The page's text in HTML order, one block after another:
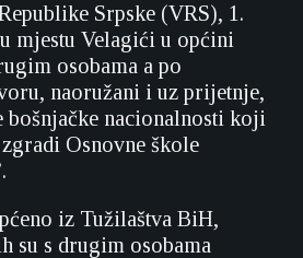
Srpske (VRS), 1.
mjestu Velagići u općini
osobama a po
naoružani i uz prijetnje,
nacionalnosti koji
Osnovne škole
iz Tužilaštva BiH,
su s drugim osobama